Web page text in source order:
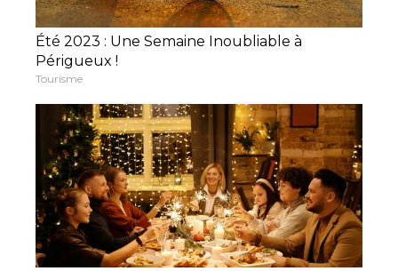
Été 2023 : Une Semaine Inoubliable à
Périgueux !
Tourisme